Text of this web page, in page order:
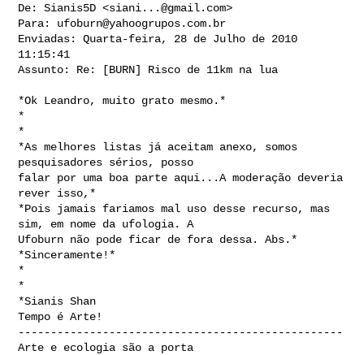
De: Sianis5D <siani...@gmail.com>
Para: ufoburn@yahoogrupos.com.br
Enviadas: Quarta-feira, 28 de Julho de 2010
11:15:41
Assunto: Re: [BURN] Risco de 11km na lua
*Ok Leandro, muito grato mesmo.*
*
*
*As melhores listas já aceitam anexo, somos
pesquisadores sérios, posso
falar por uma boa parte aqui...A moderação deveria
rever isso,*
*Pois jamais fariamos mal uso desse recurso, mas
sim, em nome da ufologia. A
Ufoburn não pode ficar de fora dessa. Abs.*
*Sinceramente!*
*
*
*Sianis Shan
Tempo é Arte!
--------------------------------------------------
Arte e ecologia são a porta